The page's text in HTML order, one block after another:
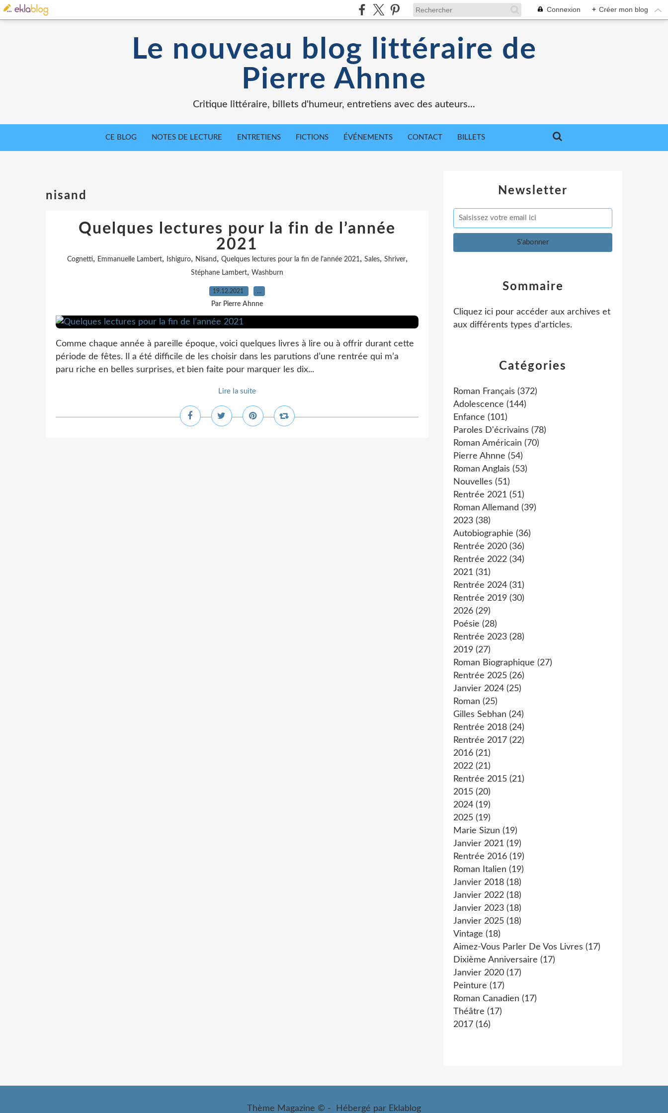
Connexion + Créer mon blog
Le nouveau blog littéraire de
Pierre Ahnne
Critique littéraire, billets d'humeur, entretiens avec des auteurs...
CE BLOG NOTES DE LECTURE ENTRETIENS FICTIONS ÉVÉNEMENTS CONTACT BILLETS
nisand
Quelques lectures pour la fin de l’année
2021
Cognetti, Emmanuelle Lambert, Ishiguro, Nisand , Quelques lectures pour la fin de l'année 2021, Sales, Shriver,
Stéphane Lambert, Washburn
19.12.2021 …
Par Pierre Ahnne
Comme chaque année à pareille époque, voici quelques livres à lire ou à offrir durant cette
période de fêtes. Il a été difficile de les choisir dans les parutions d’une rentrée qui m’a
paru riche en belles surprises, et bien faite pour marquer les dix...
Lire la suite
Newsletter
Catégories
Roman Français (372)
Adolescence (144)
Enfance (101)
Paroles D'écrivains (78)
Roman Américain (70)
Pierre Ahnne (54)
Roman Anglais (53)
Nouvelles (51)
Rentrée 2021 (51)
Roman Allemand (39)
2023 (38)
Autobiographie (36)
Rentrée 2020 (36)
Rentrée 2022 (34)
2021 (31)
Rentrée 2024 (31)
Rentrée 2019 (30)
2026 (29)
Poésie (28)
Rentrée 2023 (28)
2019 (27)
Roman Biographique (27)
Rentrée 2025 (26)
Janvier 2024 (25)
Roman (25)
Gilles Sebhan (24)
Rentrée 2018 (24)
Rentrée 2017 (22)
2016 (21)
2022 (21)
Rentrée 2015 (21)
2015 (20)
2024 (19)
2025 (19)
Marie Sizun (19)
Janvier 2021 (19)
Rentrée 2016 (19)
Roman Italien (19)
Janvier 2018 (18)
Janvier 2022 (18)
Janvier 2023 (18)
Janvier 2025 (18)
Vintage (18)
Aimez-Vous Parler De Vos Livres (17)
Dixième Anniversaire (17)
Janvier 2020 (17)
Peinture (17)
Roman Canadien (17)
Théâtre (17)
2017 (16)
Sommaire
Cliquez ici pour accéder aux archives et
aux différents types d'articles.
Thème Magazine © - Hébergé par Eklablog